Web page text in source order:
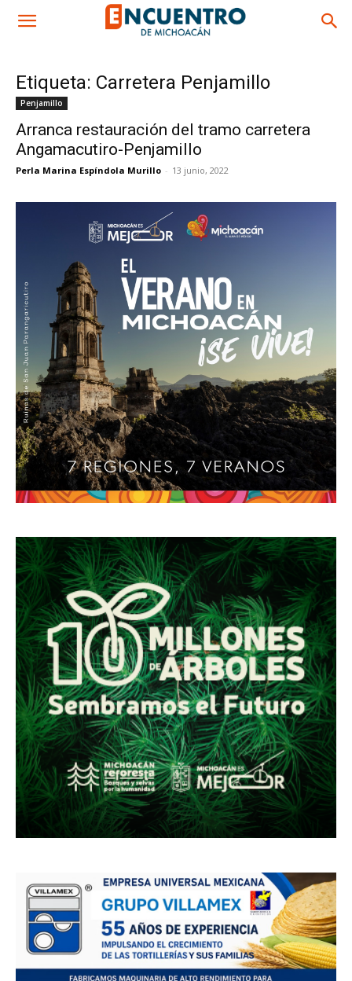
Etiqueta: Carretera Penjamillo
Penjamillo
Arranca restauración del tramo carretera
Angamacutiro-Penjamillo
Perla Marina Espíndola Murillo - 13 junio, 2022